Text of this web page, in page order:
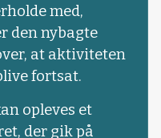
med,
den nybagte
at aktiviteten
fortsat.
opleves et
der gik på